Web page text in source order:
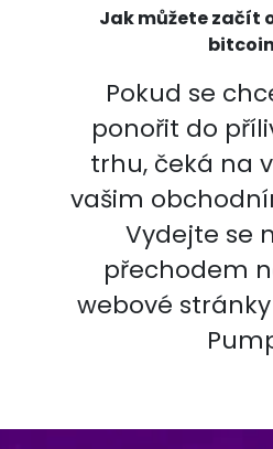
Jak můžete začít
Pokud se
ponořit do
trhu, čeká na
vašim
Vydejte se
přechodem
webové